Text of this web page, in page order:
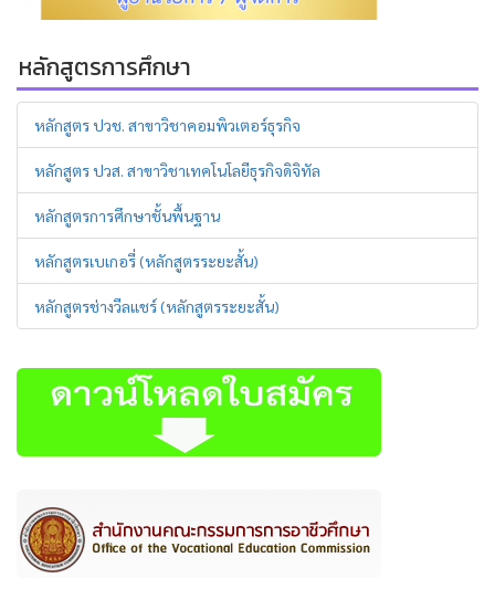
หลักสูตรการศึกษา
หลักสูตร ปวช. สาขาวิชาคอมพิวเตอร์ธุรกิจ
หลักสูตร ปวส. สาขาวิชาเทคโนโลยีธุรกิจดิจิทัล
หลักสูตรการศึกษาชั้นพื้นฐาน
หลักสูตรเบเกอรี่ (หลักสูตรระยะสั้น)
หลักสูตรช่างวีลแชร์ (หลักสูตรระยะสั้น)